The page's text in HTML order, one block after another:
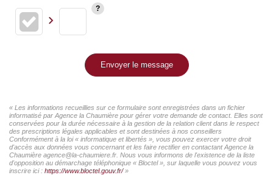
Envoyer le message
« Les informations recueillies sur ce formulaire sont enregistrées dans un fichier
informatisé par Agence la Chaumière pour gérer votre demande de contact. Elles sont
conservées pour la durée nécessaire à la gestion de la relation client dans le respect
des prescriptions légales applicables et sont destinées à nos conseillers
Conformément à la loi « informatique et libertés », vous pouvez exercer votre droit
d'accès aux données vous concernant et les faire rectifier en contactant Agence la
Chaumière agence@la-chaumiere.fr. Nous vous informons de l'existence de la liste
d'opposition au démarchage téléphonique « Bloctel », sur laquelle vous pouvez vous
inscrire ici : https://www.bloctel.gouv.fr/»